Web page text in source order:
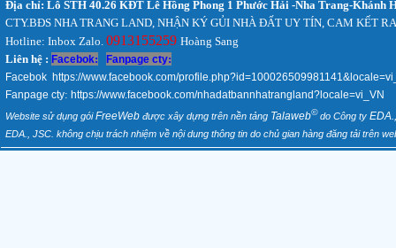
Địa chỉ: Lô STH 40.26 KĐT Lê Hồng Phong 1 Phước Hải -Nha Trang-Khánh
CTY.BĐS NHA TRANG LAND, NHẬN KÝ GỦI NHÀ ĐẤT UY TÍN, CAM KẾT
Hotline: Inbox Zalo. 0913155259 Hoàng Sang
Liên hệ : Facebok: Fanpage cty:
Facebok https://www.facebook.com/
Fanpage cty: https://www.facebook.com/nhadatbannhatrangland?locale=vi_VN
Website sử dụng góiFreeWeb được xây dựng trên nền tảng Talaweb©do Công ty
EDA., JSC. không chịu trách nhiệm về nội dung thông tin do chủ gian hàng đăng tải trên